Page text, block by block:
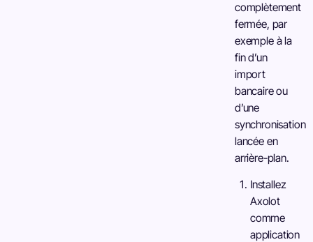
complètement
fermée, par
exemple à la
fin d’un
import
bancaire ou
d’une
synchronisation
lancée en
arrière-plan.
Installez
Axolot
comme
application